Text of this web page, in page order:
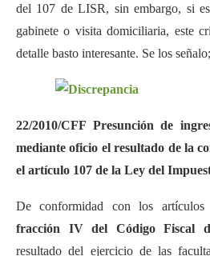
del 107 de LISR, sin embargo, si
gabinete o visita domiciliaria, este
detalle basto interesante. Se los señalo;
22/2010/CFF Presunción de
mediante oficio el resultado de la
el artículo 107 de la Ley del
De conformidad con los
fracción IV del Código Fiscal
resultado del ejercicio de las